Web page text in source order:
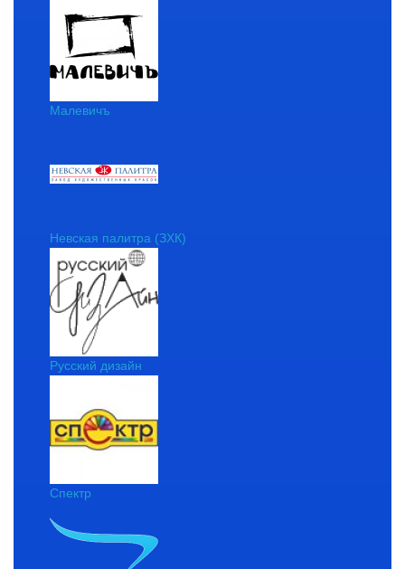
Малевичъ
Невская палитра (ЗХК)
Русский дизайн
Спектр